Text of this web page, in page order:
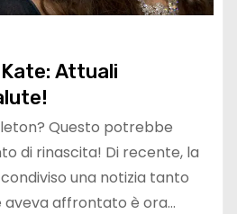
Attuali
Questo potrebbe
di rinascita! Di recente, la
una notizia tanto
affrontato è ora…